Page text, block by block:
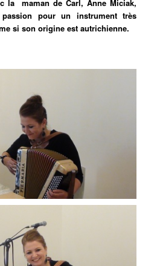
la maman de Carl, Anne Miciak,
pour un instrument très
si son origine est autrichienne.